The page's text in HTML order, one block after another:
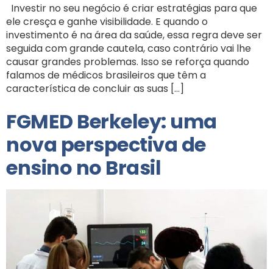
Investir no seu negócio é criar estratégias para que
ele cresça e ganhe visibilidade. E quando o
investimento é na área da saúde, essa regra deve ser
seguida com grande cautela, caso contrário vai lhe
causar grandes problemas. Isso se reforça quando
falamos de médicos brasileiros que têm a
característica de concluir as suas […]
FGMED Berkeley: uma
nova perspectiva de
ensino no Brasil